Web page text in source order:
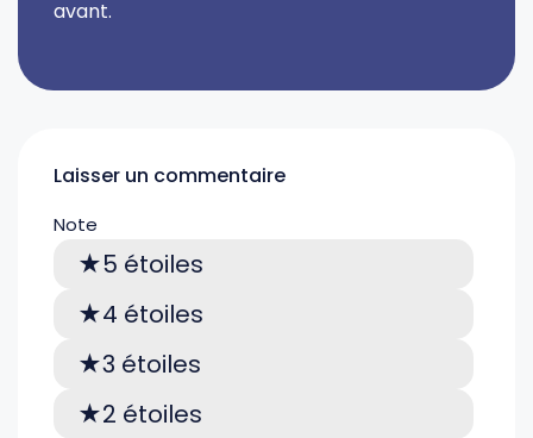
avant.
Laisser un commentaire
Note
5 étoiles
4 étoiles
3 étoiles
2 étoiles